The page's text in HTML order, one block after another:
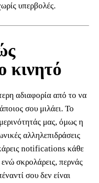
υπερβολές.
κινητό
αδιαφορία από το να
σου μιλάει. Το
μας, όμως η
αλληλεπιδράσεις
notifications κάθε
σκρολάρεις, περνάς
σου δεν είναι